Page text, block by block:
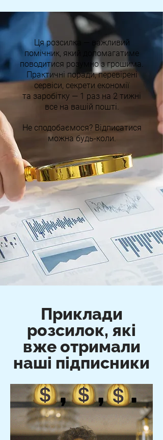
Ця розсилка — важливий
помічник, який допомагатиме
поводитися розумно з грошима.
Практичні поради, перевірені
сервіси, секрети економії
та заробітку — 1 раз на 2 тижні
все на вашій пошті.
Не сподобаємося? Відписатися
можна будь-коли.
Приклади
розсилок, які
вже отримали
наші підписники